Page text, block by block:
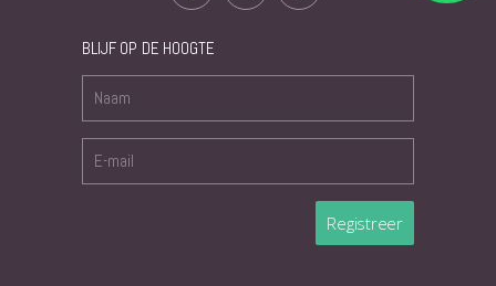
BLIJF OP DE HOOGTE
Registreer